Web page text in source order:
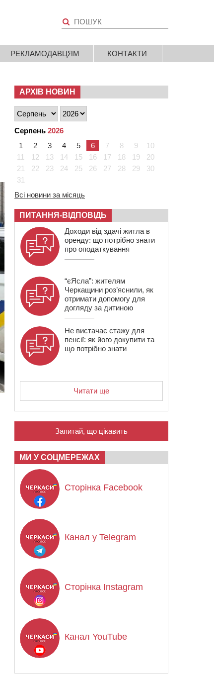
РЕКЛАМОДАВЦЯМ КОНТАКТИ
АРХІВ НОВИН
Серпень 2026
1
2 3 4 5 6 7 8 9
10
11
12 13 14 15 16 17 18 19
20
21
22 23 24 25 26 27 28 29
30
31
Всі новини за місяць
ПИТАННЯ-ВІДПОВІДЬ
Доходи від здачі житла в
оренду: що потрібно знати
про оподаткування
“єЯсла”: жителям
Черкащини роз’яснили, як
отримати допомогу для
догляду за дитиною
Не вистачає стажу для
пенсії: як його докупити та
що потрібно знати
Читати ще
Запитай, що цікавить
МИ У СОЦМЕРЕЖАХ
Сторінка Facebook
Канал у Telegram
Сторінка Instagram
Канал YouTube